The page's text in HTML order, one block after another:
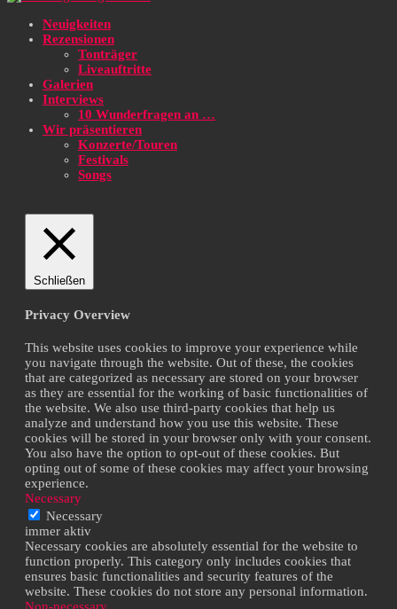
Neuigkeiten
Rezensionen
Tonträger
Liveauftritte
Galerien
Interviews
10 Wunderfragen an …
Wir präsentieren
Konzerte/Touren
Festivals
Songs
Schließen
Privacy Overview
This website uses cookies to improve your experience while
you navigate through the website. Out of these, the cookies
that are categorized as necessary are stored on your browser
as they are essential for the working of basic functionalities of
the website. We also use third-party cookies that help us
analyze and understand how you use this website. These
cookies will be stored in your browser only with your consent.
You also have the option to opt-out of these cookies. But
opting out of some of these cookies may affect your browsing
experience.
Necessary
Necessary
immer aktiv
Necessary cookies are absolutely essential for the website to
function properly. This category only includes cookies that
ensures basic functionalities and security features of the
website. These cookies do not store any personal information.